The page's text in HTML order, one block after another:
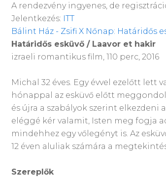
A rendezvény ingyenes, de
Jelentkezés: ITT
Bálint Ház - Zsifi X Nőnap: Határidős
Határidős esküvő / Laavor et hakir
izraeli romantikus film, 110 perc, 2016
Michal 32 éves. Egy évvel ezelőtt lett
hónappal az esküvő előtt
és újra a szabályok szerint elkezdeni
eléggé kér valamit, Isten meg fogja
mindehhez egy vőlegényt is. Az
12 éven aluliak számára a
Szereplők